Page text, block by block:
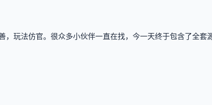
玩法仿官。很众多小伙伴一直在找，今一天终于包含了全套